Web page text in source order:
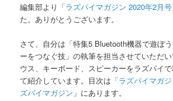
編集部より「ラズパイマガジン 2020年2月号
た。ありがとうございます。
さて、自分は「特集5 Bluetooth機器で遊ぼ
ーをつなぐ技」の執筆を担当させていただ
ウス、キーボード、スピーカーをラズパイ
て紹介しています。目次は「ラズパイマガ
ズパイマガジン 」にあります。